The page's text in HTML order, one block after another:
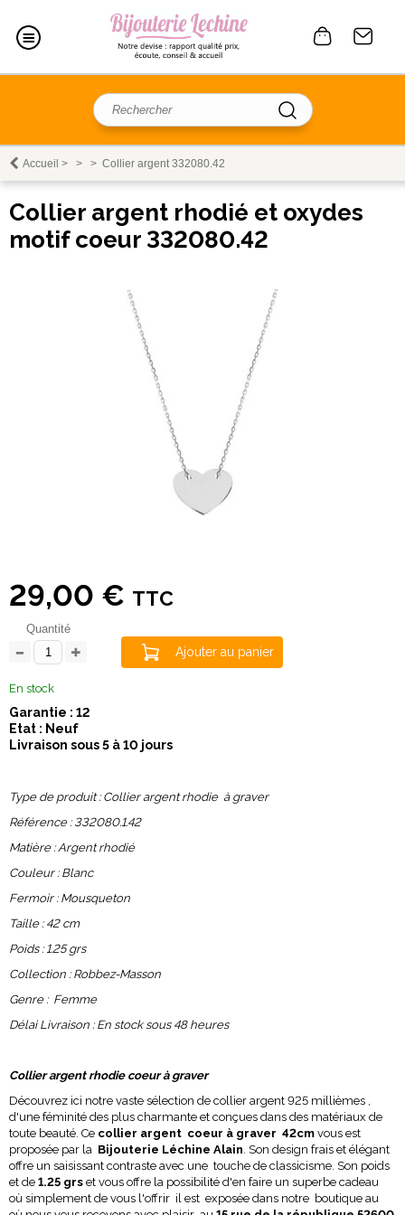
Accueil > > > Collier argent 332080.42
Collier argent rhodié et oxydes
motif coeur 332080.42
29,00 € TTC
Quantité
Ajouter au panier
En stock
Garantie : 12
Etat : Neuf
Livraison sous 5 à 10 jours
Type de produit : Collier argent rhodie à graver
Référence : 332080.1.42
Matière : Argent rhodié
Couleur : Blanc
Fermoir : Mousqueton
Taille : 42 cm
Poids : 1.25 grs
Collection : Robbez-Masson
Genre : Femme
Délai Livraison : En stock sous 48 heures
Collier argent rhodie coeur à graver
Découvrez ici notre vaste sélection de collier argent 925 millièmes ,
d'une féminité des plus charmante et conçues dans des matériaux de
toute beauté. Ce collier argent coeur à graver 42cm vous est
proposée par la Bijouterie Léchine Alain . Son design frais et élégant
offre un saisissant contraste avec une touche de classicisme. Son poids
et de 1.25 grs et vous offre la possibilité d'en faire un superbe cadeau
où simplement de vous l'offrir il est exposée dans notre boutique au